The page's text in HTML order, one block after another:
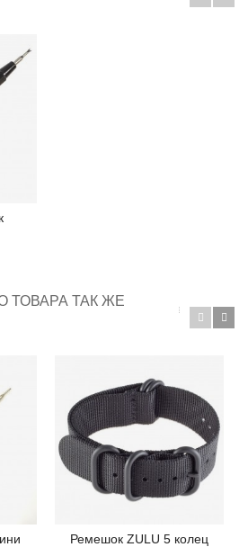
ТОВАРА ТАК ЖЕ
Ремешок ZULU 5 колец